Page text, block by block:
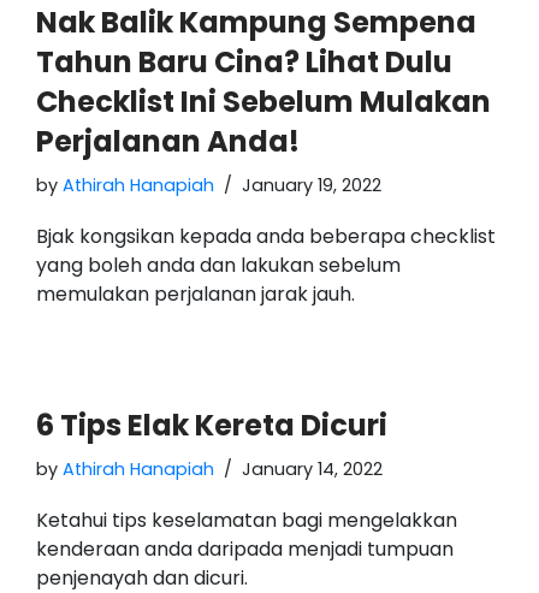
Nak Balik Kampung Sempena
Tahun Baru Cina? Lihat Dulu
Checklist Ini Sebelum Mulakan
Perjalanan Anda!
by Athirah Hanapiah January 19, 2022
Bjak kongsikan kepada anda beberapa checklist
yang boleh anda dan lakukan sebelum
memulakan perjalanan jarak jauh.
6 Tips Elak Kereta Dicuri
by Athirah Hanapiah January 14, 2022
Ketahui tips keselamatan bagi mengelakkan
kenderaan anda daripada menjadi tumpuan
penjenayah dan dicuri.